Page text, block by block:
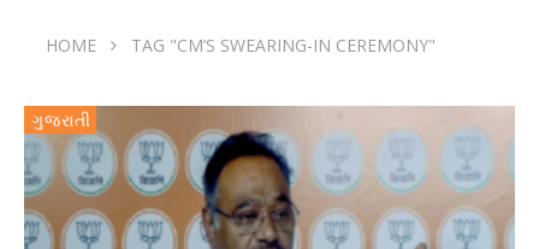
HOME TAG "CM’S SWEARING-IN CEREMONY"
ગુજરાતી